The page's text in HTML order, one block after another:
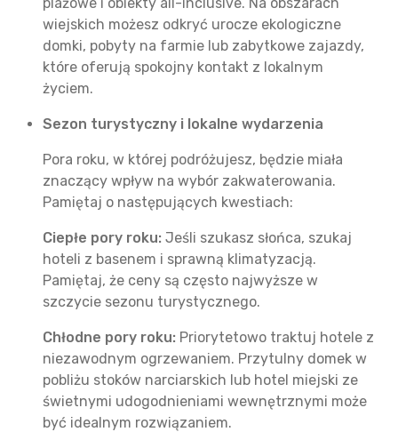
wiejskich możesz odkryć urocze ekologiczne
domki, pobyty na farmie lub zabytkowe zajazdy,
które oferują spokojny kontakt z lokalnym
życiem.
Sezon turystyczny i lokalne wydarzenia
Pora roku, w której podróżujesz, będzie miała
znaczący wpływ na wybór zakwaterowania.
Pamiętaj o następujących kwestiach:
Ciepłe pory roku: Jeśli szukasz słońca, szukaj
hoteli z basenem i sprawną klimatyzacją.
Pamiętaj, że ceny są często najwyższe w
szczycie sezonu turystycznego.
Chłodne pory roku: Priorytetowo traktuj hotele z
niezawodnym ogrzewaniem. Przytulny domek w
pobliżu stoków narciarskich lub hotel miejski ze
świetnymi udogodnieniami wewnętrznymi może
być idealnym rozwiązaniem.